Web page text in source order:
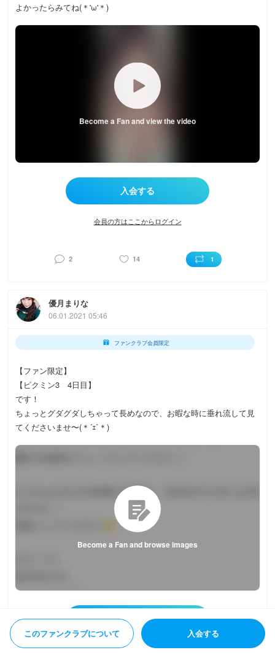
よかったらみてね(＊'ω'＊)
Become a Fan and view the video
会員の方はここからログイン
2 14 1
優月まりな
06.01.2021 05:46
ファンクラブ会員限定
【ファン限定】
【ピクミン3 4日目】
です！
ちょっとグダグダしちゃって長めなので、お暇な時に垂れ流して見
てくださいませ〜(＊´ｪ`＊)
Become a Fan and browse images
会員の方はここからログイン
このファンクラブについて 入会する